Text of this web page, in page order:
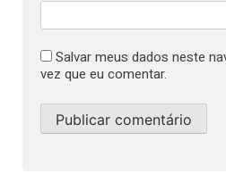
Salvar meus dados neste
vez que eu comentar.